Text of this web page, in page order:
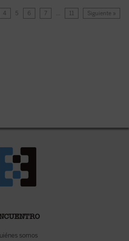
4 5 6 7 … 11 Siguiente »
somos